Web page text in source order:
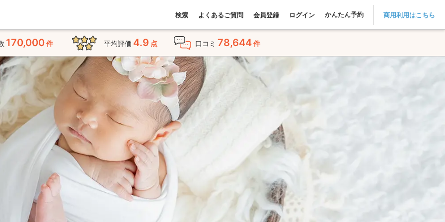
検索 よくあるご質問 会員登録 ログイン かんたん予約 商用利用はこちら
170,000件 平均評価 4.9 点 口コミ 78,644件